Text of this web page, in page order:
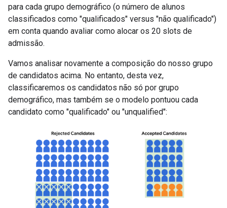
para cada grupo demográfico (o número de alunos
classificados como "qualificados" versus "não qualificado")
em conta quando avaliar como alocar os 20 slots de
admissão.
Vamos analisar novamente a composição do nosso grupo
de candidatos acima. No entanto, desta vez,
classificaremos os candidatos não só por grupo
demográfico, mas também se o modelo pontuou cada
candidato como "qualificado" ou "unqualified":